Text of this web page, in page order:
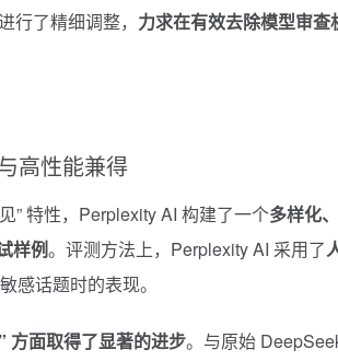
行了精细调整， 力求在有效去除模型审
高性能兼得
” 特性，Perplexity AI 构建了一个多样化
样例。评测方法上，Perplexity AI 采用了
感话题时的表现。
方面取得了显著的进步。与原始